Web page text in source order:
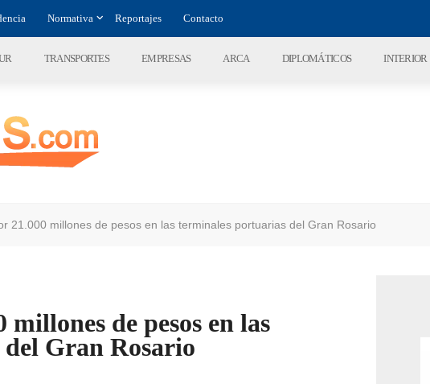
Normativa Reportajes Contacto
TRANSPORTES EMPRESAS ARCA DIPLOMÁTICOS INTERIOR
21.000 millones de pesos en las terminales portuarias del Gran Rosario
de pesos en las
Gran Rosario